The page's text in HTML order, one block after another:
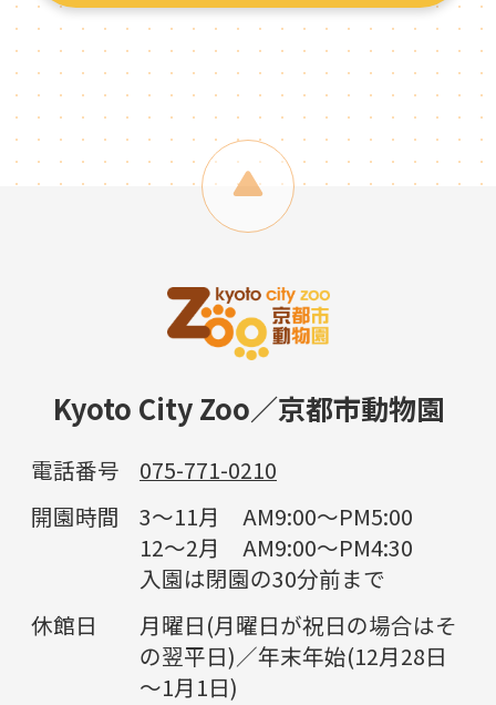
Kyoto City Zoo／京都市動物園
電話番号
075-771-0210
開園時間
3～11月 AM9:00～PM5:00
12～2月 AM9:00～PM4:30
入園は閉園の30分前まで
休館日
月曜日(月曜日が祝日の場合はそ
の翌平日)／年末年始(12月28日
～1月1日)